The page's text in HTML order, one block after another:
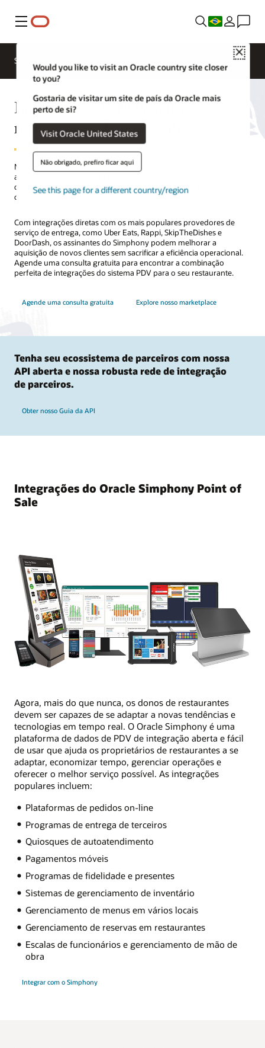
Menu
Close
Would you like to visit an Oracle country site closer
to you?
Gostaria de visitar um site de país da Oracle mais
perto de si?
Visit Oracle United States
Não obrigado, prefiro ficar aqui
See this page for a different country/region
Soluções para Restaurantes
Integrações de PDV para
restaurantes, bares e cafés
Nossas APIs na nuvem oferecem aos operadores a flexibilidade e a
agilidade necessárias para eles se adaptarem rapidamente à
dinâmica das necessidades dos negócios e às novas tendências de
clientes.
Com integrações diretas com os mais populares provedores de
serviço de entrega, como Uber Eats, Rappi, SkipTheDishes e
DoorDash, os assinantes do Simphony podem melhorar a
aquisição de novos clientes sem sacrificar a eficiência operacional.
Agende uma consulta gratuita para encontrar a combinação
perfeita de integrações do sistema PDV para o seu restaurante.
Agende uma consulta gratuita Explore nosso marketplace
Tenha seu ecossistema de parceiros com nossa
API aberta e nossa robusta rede de integração
de parceiros.
Obter nosso Guia da API
Integrações do Oracle Simphony Point of
Sale
Agora, mais do que nunca, os donos de restaurantes
devem ser capazes de se adaptar a novas tendências e
tecnologias em tempo real. O Oracle Simphony é uma
plataforma de dados de PDV de integração aberta e fácil
de usar que ajuda os proprietários de restaurantes a se
adaptar, economizar tempo, gerenciar operações e
oferecer o melhor serviço possível. As integrações
populares incluem:
Plataformas de pedidos on-line
Programas de entrega de terceiros
Quiosques de autoatendimento
Pagamentos móveis
Programas de fidelidade e presentes
Sistemas de gerenciamento de inventário
Gerenciamento de menus em vários locais
Gerenciamento de reservas em restaurantes
Escalas de funcionários e gerenciamento de mão de
obra
Integrar com o Simphony